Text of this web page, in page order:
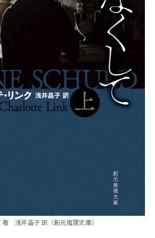
著 浅井晶子 訳（創元推理文庫）